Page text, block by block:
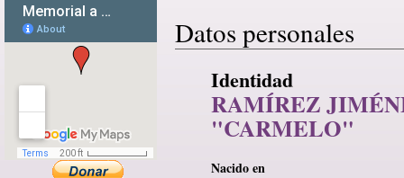
Datos personales
Identidad
RAMÍREZ
"CARMELO"
Nacido en